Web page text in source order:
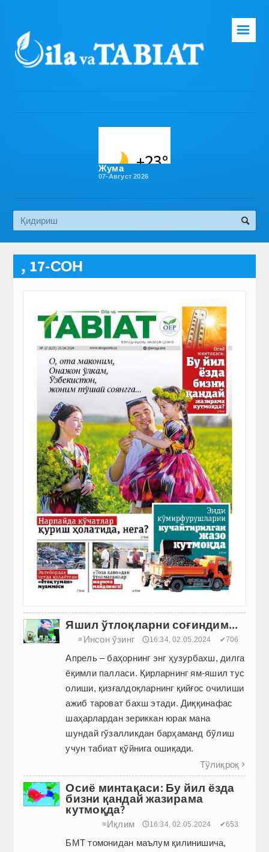
Бош саҳифа
Эко медиа
☰
Жума
07-Август 2026
, 17-СОН
Яшил ўтлоқларни соғиндим...
≡ Инсон ўзинг 🕔16:34, 02.05.2024 ✔706
Апрель – баҳорнинг энг ҳузурбахш, дилга
ёқимли палласи. Қирларнинг ям-яшил тус
олиши, қизғалдоқларнинг қийғос очилиши
ажиб тароват бахш этади. Диққинафас
шаҳарлардан зериккан юрак мана
шундай гўзалликдан барҳаманд бўлиш
учун табиат қўйнига ошиқади.
Тўлиқроқ 
Осиё минтақаси: Бу йил ёзда
бизни қандай жазирама
кутмоқда?
≡Иқлим 🕔16:34, 02.05.2024 ✔653
БМТ томонидан маълум қилинишича,